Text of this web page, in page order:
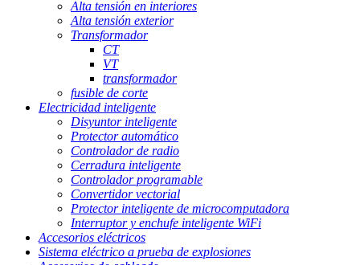
Alta tensión en interiores
Alta tensión exterior
Transformador
CT
VT
transformador
fusible de corte
Electricidad inteligente
Disyuntor inteligente
Protector automático
Controlador de radio
Cerradura inteligente
Controlador programable
Convertidor vectorial
Protector inteligente de microcomputadora
Interruptor y enchufe inteligente WiFi
Accesorios eléctricos
Sistema eléctrico a prueba de explosiones